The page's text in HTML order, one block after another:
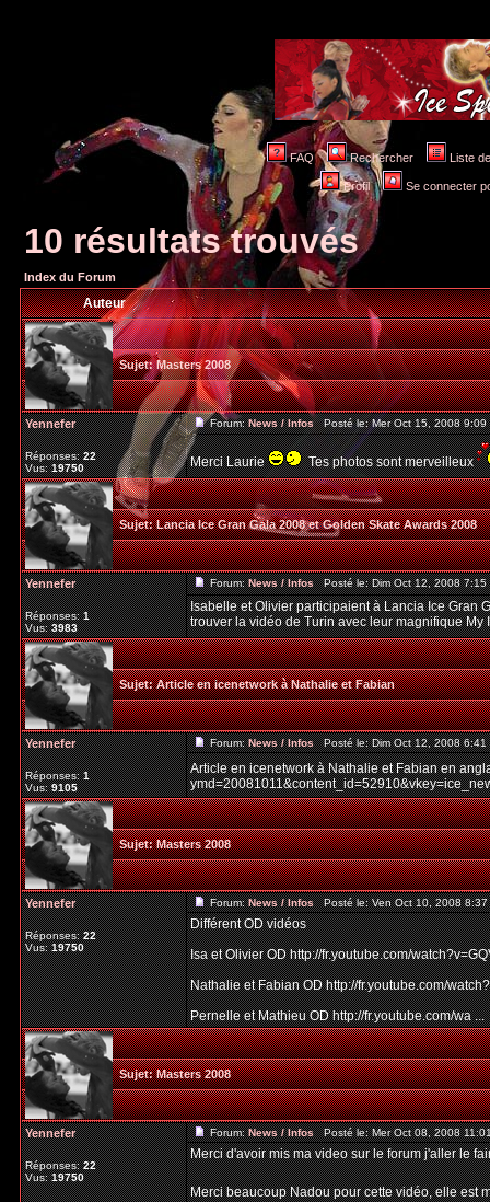
FAQ Rechercher Liste
Profil Se connecter
10 résultats trouvés
Index du Forum
Auteur
Sujet:Masters 2008
Yennefer
Réponses:22
Vus:19750
Forum:News / InfosPosté le: Mer Oct 15, 2008
Merci Laurie Tes photos sont merveilleux
Sujet:Lancia Ice Gran Gala 2008 et Golden Skate Awards 2008
Yennefer
Réponses:1
Vus:3983
Forum:News / InfosPosté le: Dim Oct 12, 2008
Isabelle et Olivier participaient à Lancia Ice Gran
trouver la vidéo de Turin avec leur magnifique My
Sujet:Article en icenetwork à Nathalie et Fabian
Yennefer
Réponses:1
Vus:9105
Forum:News / InfosPosté le: Dim Oct 12, 2008
Article en icenetwork à Nathalie et Fabian en
Sujet:Masters 2008
Yennefer
Réponses:22
Vus:19750
Forum:News / InfosPosté le: Ven Oct 10, 2008
Différent OD vidéos
Isa et Olivier OD http://fr.youtube.com/
Nathalie et Fabian OD http://fr.youtube.com/
Pernelle et Mathieu OD http://fr.youtube.com/wa ...
Sujet:Masters 2008
Yennefer
Réponses:22
Vus:19750
Forum:News / InfosPosté le: Mer Oct 08, 2008
Merci d'avoir mis ma video sur le forum j'aller le
Merci beaucoup Nadou pour cette vidéo, elle est